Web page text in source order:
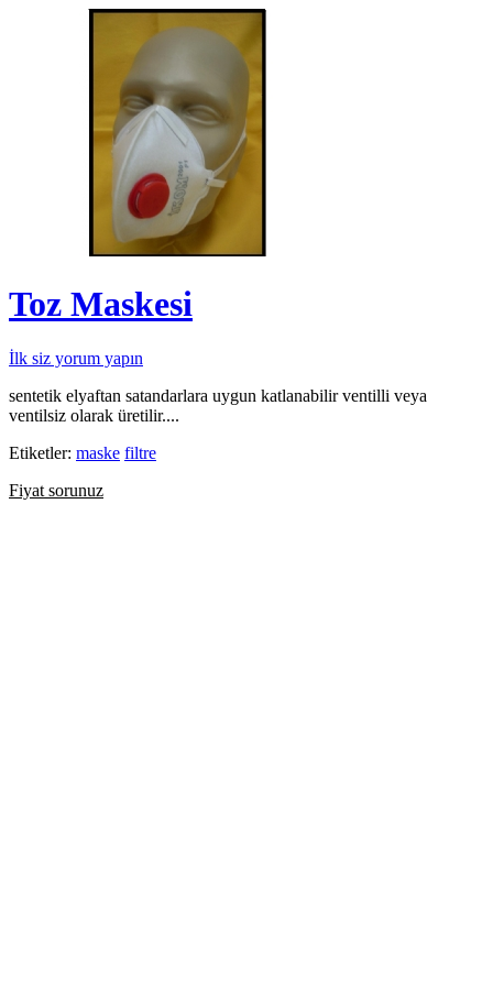
Toz Maskesi
İlk siz yorum yapın
sentetik elyaftan satandarlara uygun katlanabilir ventilli veya
ventilsiz olarak üretilir....
Etiketler: maske filtre
Fiyat sorunuz